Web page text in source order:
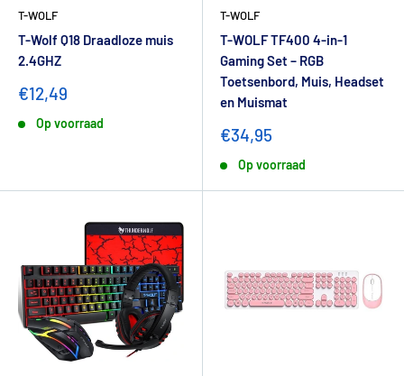
T-WOLF
T-Wolf Q18 Draadloze muis
2.4GHZ
€12,49
Op voorraad
T-WOLF
T-WOLF TF400 4-in-1
Gaming Set – RGB
Toetsenbord, Muis, Headset
en Muismat
€34,95
Op voorraad